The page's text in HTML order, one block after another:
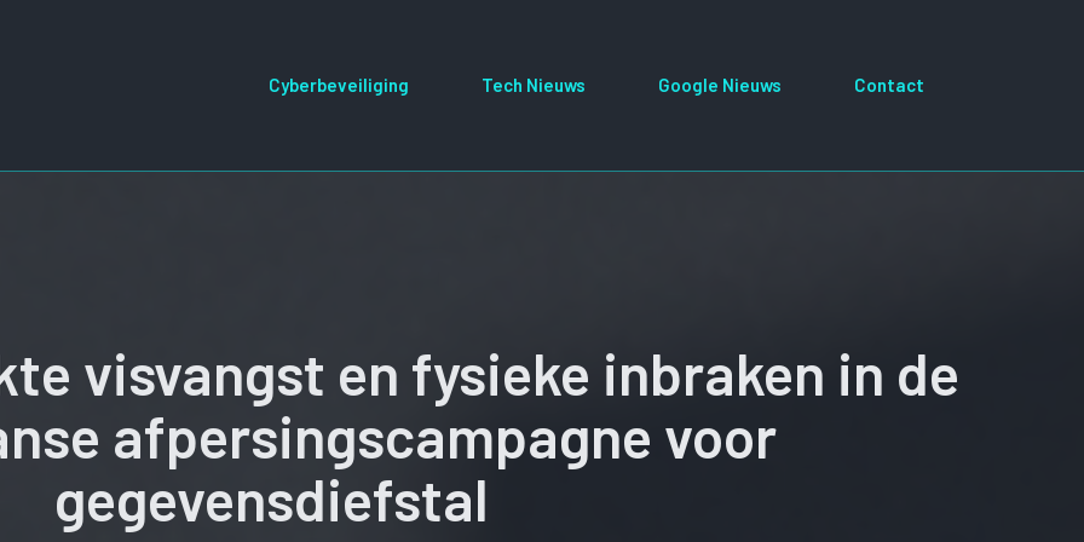
Cyberbeveiliging Tech Nieuws Google Nieuws Contact
visvangst en fysieke inbraken in de
afpersingscampagne voor
gegevensdiefstal